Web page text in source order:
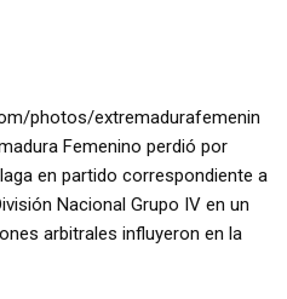
photos/extremadurafemenin
Femenino perdió por
en partido correspondiente a
Nacional Grupo IV en un
arbitrales influyeron en la